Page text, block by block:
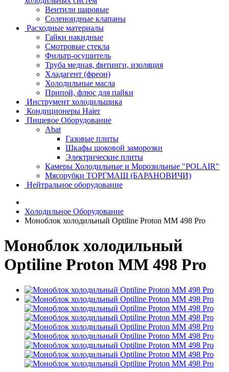
Вентили шаровые
Соленоидные клапаны
Расходные материалы
Гайки накидные
Смотровые стекла
Фильтр-осушитель
Труба медная, фитинги, изоляция
Хладагент (фреон)
Холодильные масла
Припой, флюс для пайки
Инструмент холодильщика
Кондиционеры Haier
Пищевое Оборудование
Abat
Газовые плиты
Шкафы шоковой заморозки
Электрические плиты
Камеры Холодильные и Морозильные "POLAIR"
Мясорубки ТОРГМАШ (БАРАНОВИЧИ)
Нейтральное оборудование
Холодильное Оборудование
Моноблок холодильный Optiline Proton MM 498 Pro
Моноблок холодильный
Optiline Proton MM 498 Pro